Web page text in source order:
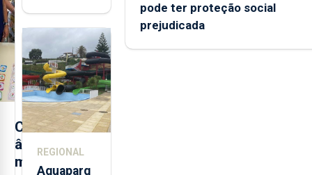
C
â
m
toneladas
de
alimentos
entre
2021 e
2025 nos
Açores
REGIONAL
Aquaparq
pode ter proteção social
prejudicada